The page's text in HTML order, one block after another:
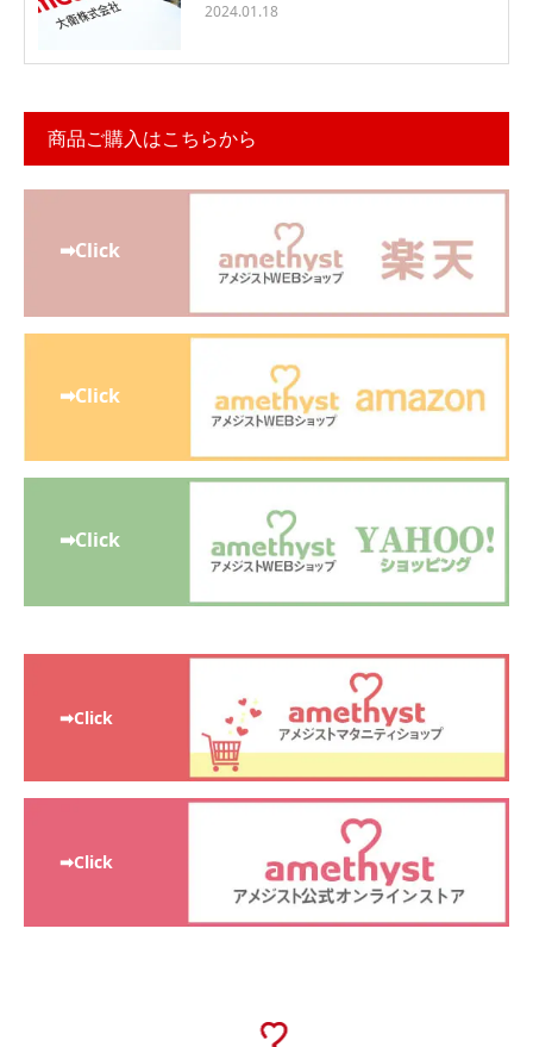
2024.01.18
商品ご購入はこちらから
➡Click
➡Click
➡Click
➡Click
➡Click